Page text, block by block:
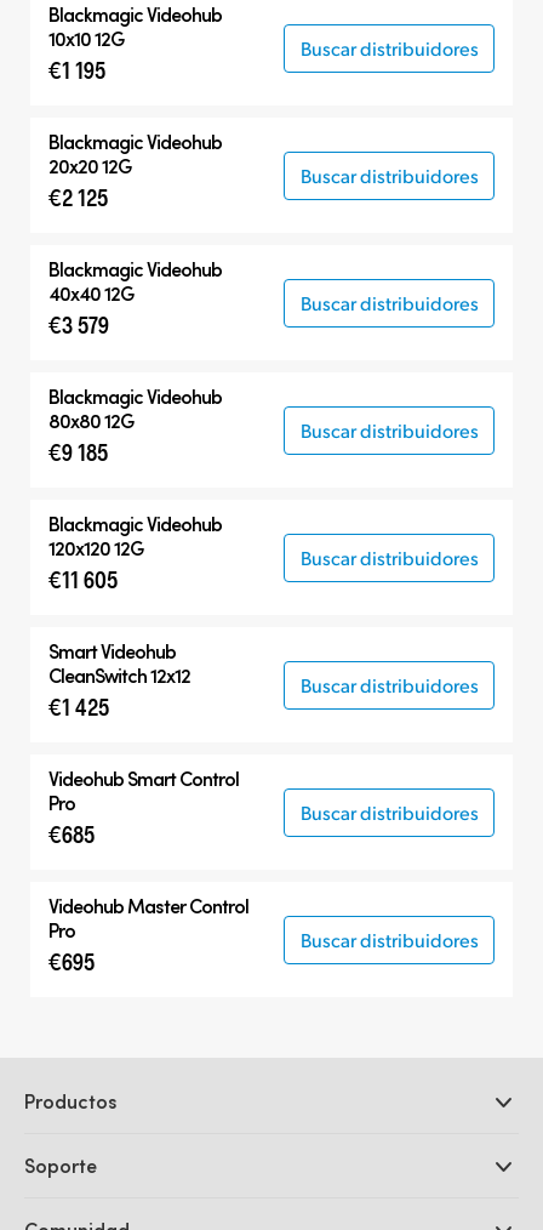
Matrices de conmutación
Paneles de control
Blackmagic Videohub
10x10 12G
€1 195
Buscar distribuidores
Blackmagic Videohub
20x20 12G
€2 125
Buscar distribuidores
Blackmagic Videohub
40x40 12G
€3 579
Buscar distribuidores
Blackmagic Videohub
80x80 12G
€9 185
Buscar distribuidores
Blackmagic Videohub
120x120 12G
€11 605
Buscar distribuidores
Smart Videohub
CleanSwitch 12x12
€1 425
Buscar distribuidores
Videohub Smart Control
Pro
€685
Buscar distribuidores
Videohub Master Control
Pro
€695
Buscar distribuidores
Productos
DaVinci Resolve y Fusion
Soporte